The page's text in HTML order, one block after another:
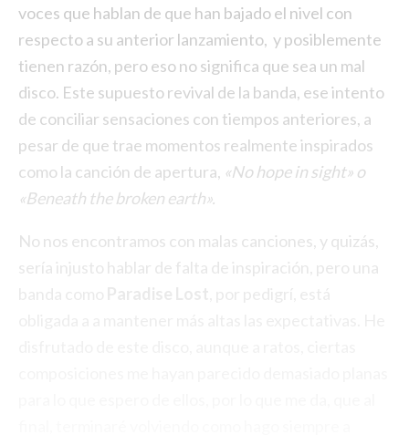
voces que hablan de que han bajado el nivel con
respecto a su anterior lanzamiento, y posiblemente
tienen razón, pero eso no significa que sea un mal
disco. Este supuesto revival de la banda, ese intento
de conciliar sensaciones con tiempos anteriores, a
pesar de que trae momentos realmente inspirados
como la canción de apertura, «No hope in sight» o
«Beneath the broken earth».
No nos encontramos con malas canciones, y quizás,
sería injusto hablar de falta de inspiración, pero una